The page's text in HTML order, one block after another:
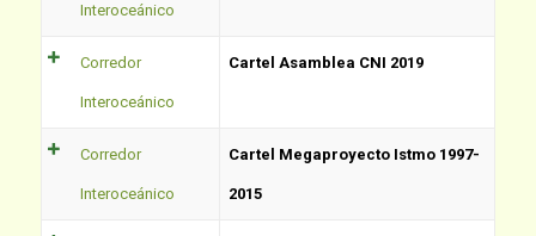
Interoceánico
Corredor
Interoceánico
Cartel Asamblea CNI 2019
Corredor
Interoceánico
Cartel Megaproyecto Istmo 1997-
2015